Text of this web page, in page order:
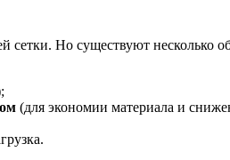
Но существуют несколько
(для экономии материала и